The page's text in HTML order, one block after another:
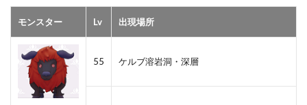
モンスター Lv 出現場所
55 ケルブ溶岩洞・深層